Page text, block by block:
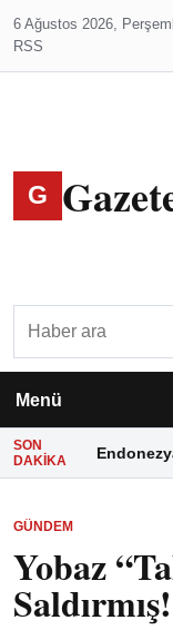
6 Ağustos 2026,
RSS
G
Menü
SON
DAKIKA
GÜNDEM
Yobaz
Saldırmış!